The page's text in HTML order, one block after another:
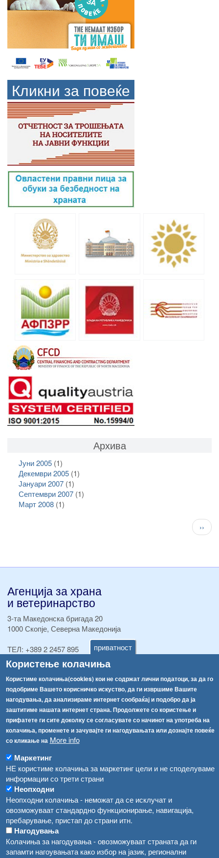
приватност
Користење колачиња
Користиме колачиња(cookies) кои не содржат лични податоци, за да го
подобриме Вашето корисничко искуство, да ги извршиме Вашите
нагодувања, да анализираме интернет сообраќај и подобро да ја
заштитиме нашата интернет страна. Продолжете со користење и
прифатете ги сите доколку се согласувате со начинот на употреба на
колачиња, променете и зачувајте ги нагодувањата или дознајте повеќе
со кликање на More info
Маркетинг
НЕ користиме колачиња за маркетинг цели и не споделуваме
информации со трети страни
Неопходни
Неопходни колачиња - неможат да се исклучат и
овозможуваат стандардно функционирање, навигација,
пребарување, пристап до страни итн.
Нагодувања
Колачиња за нагодувања - овозможуваат страната да ги
запамти нагоувањата како избор на јазик, регионални
Кликни за повеќе
Архива
Јуни 2005(1)
Декември 2005(1)
Јануари 2007(1)
Септември 2007(1)
Март 2008(1)
››
Агенција за храна
и ветеринарство
3-та Македонска бригада 20
1000 Скопје, Северна Македонија
ТЕЛ: +389 2 2457 895
ТЕЛ:+389 2 2457 873
Факс:+389 2 2457 893
Факс:+389 2 2457 871
info@fva.gov.mk
[АХВ-претходна страна]
Соопштенија
Високите температури ризик од труење со храна, опасни се и за животните
Водата во Гостивар може да се користи како техничка, продолжува испораката на флаширана вода
Во Гостивар спроведени 70 вонредни контроли
Забраната за водата во Гостивар останува на сила, операторите да користат само технички безбедна вода
Забранета за пиење водата од гостиварскиот водовод
Навигација
Архива
Обрасци
Огласи